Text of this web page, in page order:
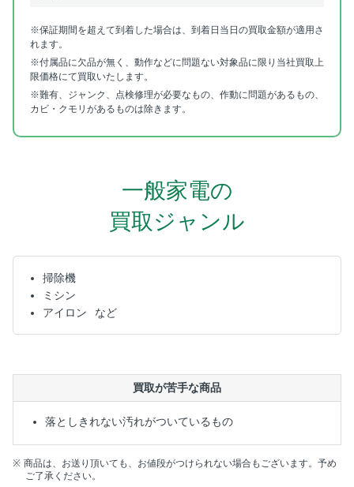
※保証期間を超えて到着した場合は、到着日当日の買取金額が適用さ
れます。
※付属品に欠品が無く、動作などに問題ない対象品に限り当社買取上
限価格にて買取いたします。
※難有、ジャンク、点検修理が必要なもの、作動に問題があるもの、
カビ・クモリがあるものは除きます。
一般家電の
買取ジャンル
掃除機
ミシン
アイロン
買取が苦手な商品
落としきれない汚れがついているもの
商品は、お送り頂いても、お値段がつけられない場合もございます。予め
ご了承ください。